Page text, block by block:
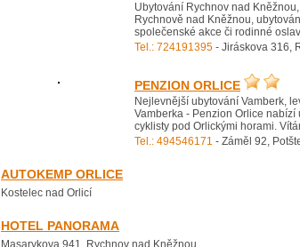
Ubytování Rychnov nad
Rychnově nad Kněžnou,
společenské akce či rodinné
Tel.: 724191395 - Jiráskova 316,
PENZION ORLICE
Nejlevnější ubytování Vamberk,
Vamberka - Penzion Orlice
cyklisty pod Orlickými horami.
Tel.: 494546171 - Záměl 92,
AUTOKEMP ORLICE
Kostelec nad Orlicí
HOTEL PANORAMA
Masarykova 941, Rychnov nad Kněžnou